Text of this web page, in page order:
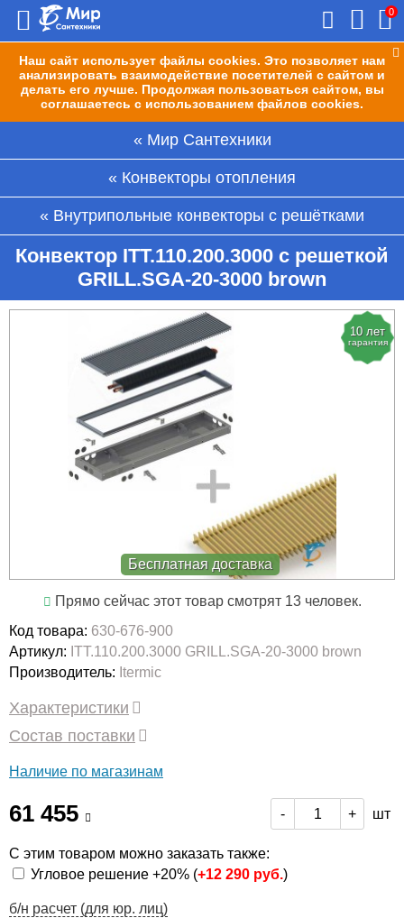
Наш сайт использует файлы cookies. Это позволяет нам
анализировать взаимодействие посетителей с сайтом и
делать его лучше. Продолжая пользоваться сайтом, вы
соглашаетесь с использованием файлов cookies.
0
Мир Сантехники
Конвекторы отопления
Внутрипольные конвекторы с решётками
Конвектор ITT.110.200.3000 с решеткой
GRILL.SGA-20-3000 brown
10 лет
гарантия
Бесплатная доставка
Прямо сейчас этот товар смотрят 13 человек.
Код товара: 630-676-900
Артикул: ITT.110.200.3000 GRILL.SGA-20-3000 brown
Производитель: Itermic
Характеристики
Состав поставки
Наличие по магазинам
61 455 - + шт
С этим товаром можно заказать также:
Угловое решение +20% (+12 290 руб.)
б/н расчет (для юр. лиц)